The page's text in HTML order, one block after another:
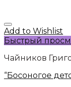
Add to Wishlist
Быстрый
Чайников
“Босоногое